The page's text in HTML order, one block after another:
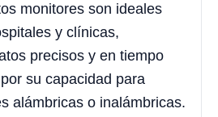
monitores son ideales
y clínicas,
precisos y en tiempo
su capacidad para
alámbricas o inalámbricas.